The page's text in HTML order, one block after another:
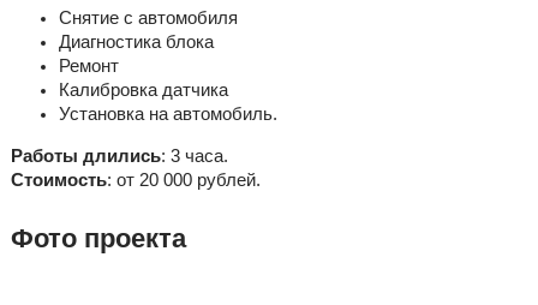
Снятие с автомобиля
Диагностика блока
Ремонт
Калибровка датчика
Установка на автомобиль.
Работы длились: 3 часа.
Стоимость: от 20 000 рублей.
Фото проекта